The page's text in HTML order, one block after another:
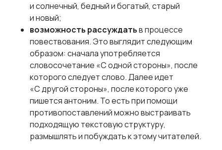
и солнечный, бедный и богатый, старый
и новый;
возможность рассуждатьв процессе
повествования. Это выглядит следующим
образом: сначала употребляется
словосочетание «С одной стороны», после
которого следует слово. Далее идет
«С другой стороны», после которого уже
пишется антоним. То есть при помощи
противопоставлений можно выстраивать
подходящую текстовую структуру,
размышлять и побуждать к этому читателей.